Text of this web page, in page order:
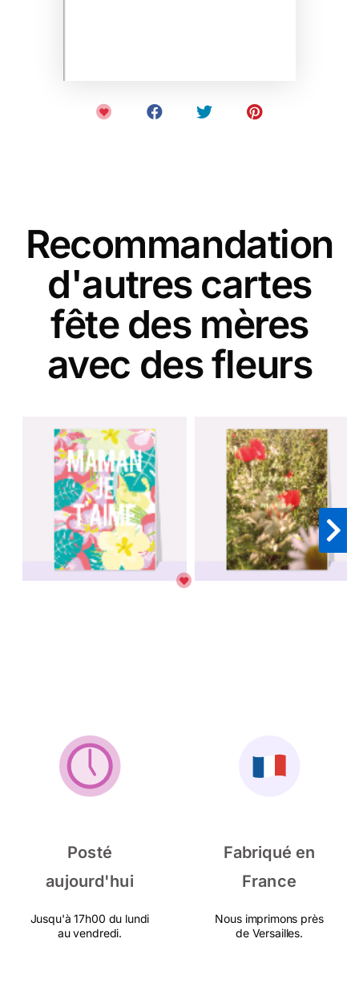
Recommandation
d'autres cartes
fête des mères
avec des fleurs
Posté
aujourd'hui
Jusqu'à 17h00 du lundi
au vendredi.
Fabriqué en
France
Nous imprimons près
de Versailles.